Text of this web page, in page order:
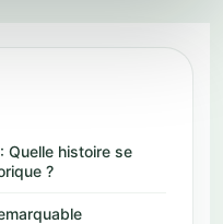
Quelle histoire se
?